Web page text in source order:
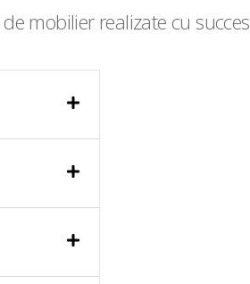
mobilier realizate cu succes